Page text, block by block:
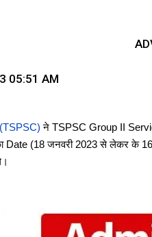
05:51 AM
ने TSPSC Group II
Date (18 जनवरी 2023 से लेकर के